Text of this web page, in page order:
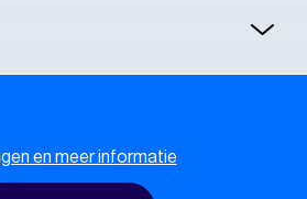
en meer informatie
policy